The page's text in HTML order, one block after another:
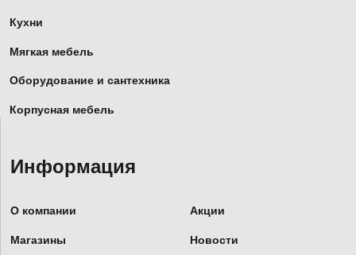
Кухни
Мягкая мебель
Оборудование и сантехника
Корпусная мебель
Информация
О компании Акции
Магазины Новости